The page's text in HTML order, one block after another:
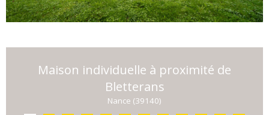
Maison individuelle à proximité de
Bletterans
Nance (39140)